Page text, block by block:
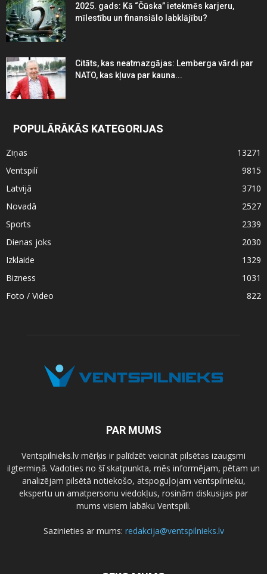
2025. gads: Kā “Čūska” ietekmēs karjeru,
mīlestību un finansiālo labklājību?
Citāts, kas neatmazgājas: Lemberga vārdi par
NATO, kas kļuva par kauna...
POPULĀRĀKĀS KATEGORIJAS
Ziņas
13271
Ventspilī
9815
Latvijā
3710
Novadā
2527
Sports
2339
Dienas joks
2030
Izklaide
1329
Bizness
1031
Foto / Video
822
PAR MUMS
Ventspilnieks.lv mērķis ir palīdzēt veicināt pilsētas izaugsmi
ilgtermiņā. Vadoties no šī skatpunkta, mēs informējam, pētam un
analizējam pilsētā notiekošo, atspoguļojam ventspilnieku,
ekspertu un amatpersonu viedokļus, rosinām diskusijas par
mums visiem labāku Ventspili.
Sazinieties ar mums: redakcija@ventspilnieks.lv